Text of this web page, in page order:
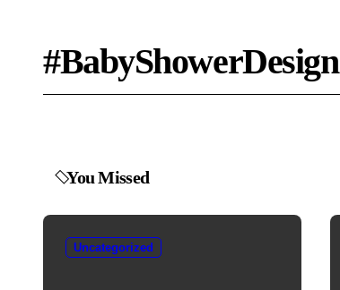
#BabyShowerDesign
You Missed
Uncategorized